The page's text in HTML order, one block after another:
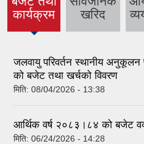
कार्यक्रम
(active
खरिद
जलवायु परिवर्तन स्थानीय
को बजेट तथा खर्चको विवरण
मिति: 08/04/2026 - 13:38
आर्थिक वर्ष २०८३।८४ को बजेट
मिति: 06/24/2026 - 14:28